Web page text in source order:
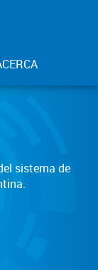
sistema de